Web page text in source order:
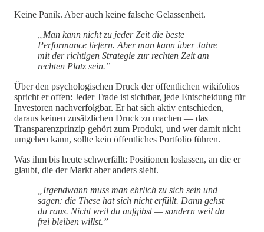
Keine Panik. Aber auch keine falsche Gelassenheit.
„Man kann nicht zu jeder Zeit die beste
Performance liefern. Aber man kann über Jahre
mit der richtigen Strategie zur rechten Zeit am
rechten Platz sein.”
Über den psychologischen Druck der öffentlichen wikifolios
spricht er offen: Jeder Trade ist sichtbar, jede Entscheidung für
Investoren nachverfolgbar. Er hat sich aktiv entschieden,
daraus keinen zusätzlichen Druck zu machen — das
Transparenzprinzip gehört zum Produkt, und wer damit nicht
umgehen kann, sollte kein öffentliches Portfolio führen.
Was ihm bis heute schwerfällt: Positionen loslassen, an die er
glaubt, die der Markt aber anders sieht.
„Irgendwann muss man ehrlich zu sich sein und
sagen: die These hat sich nicht erfüllt. Dann gehst
du raus. Nicht weil du aufgibst — sondern weil du
frei bleiben willst.”